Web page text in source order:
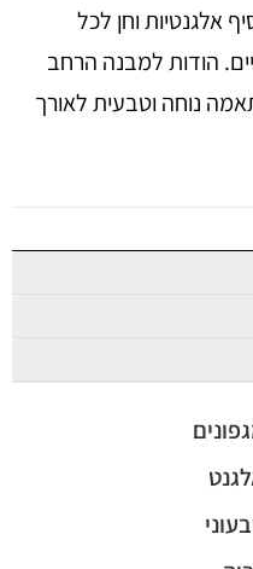
אלגנטיות וחן לכל
הודות למבנה הרחב
נוחה וטבעית לאורך